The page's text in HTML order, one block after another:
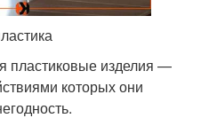
пластиковые изделия —
которых они